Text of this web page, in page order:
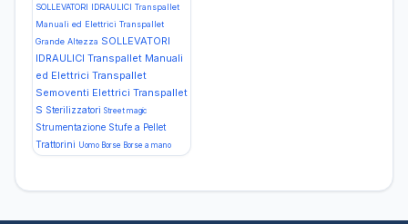
SOLLEVATORI IDRAULICI Transpallet
Manuali ed Elettrici Transpallet
Grande Altezza SOLLEVATORI
IDRAULICI Transpallet Manuali
ed Elettrici Transpallet
Semoventi Elettrici Transpallet
S Sterilizzatori Street magic
Strumentazione Stufe a Pellet
Trattorini Uomo Borse Borse a mano